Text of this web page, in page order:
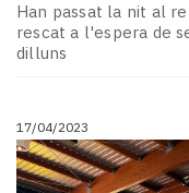
Han passat la nit al
rescat a l'espera de
dilluns
17/04/2023